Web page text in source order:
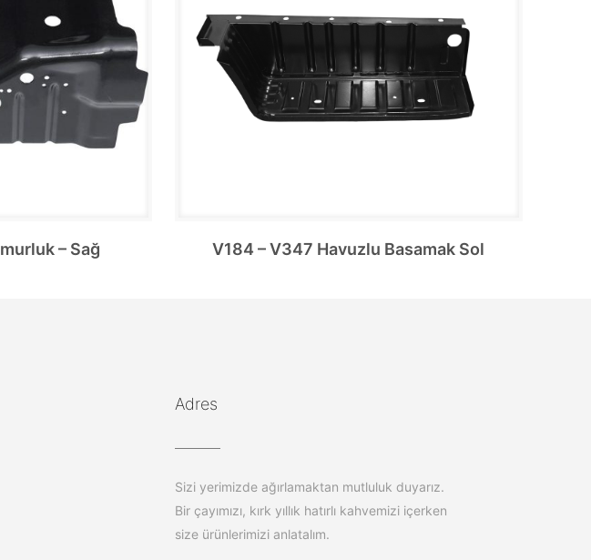
– Sağ V184 – V347 Havuzlu Basamak Sol
Adres
Sizi yerimizde ağırlamaktan mutluluk duyarız.
Bir çayımızı, kırk yıllık hatırlı kahvemizi içerken
size ürünlerimizi anlatalım.